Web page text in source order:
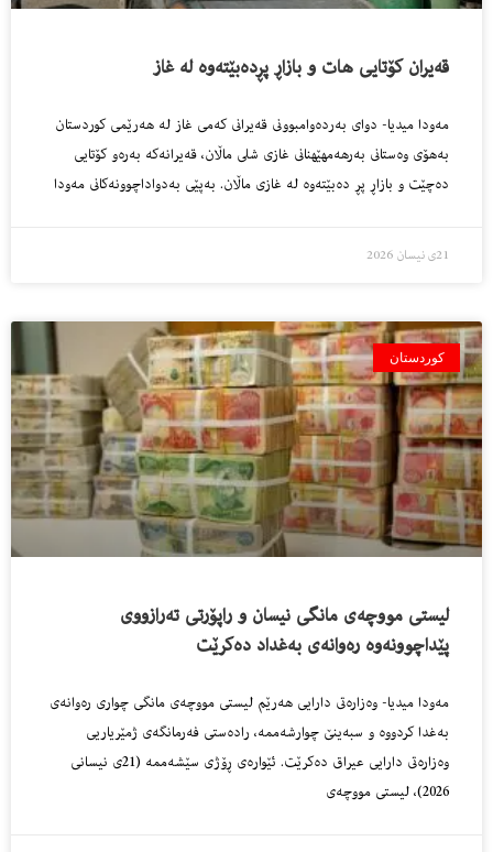
قه‌یران كۆتایی هات و بازاڕ پڕده‌بێته‌وه‌ له‌ غاز
مه‌ودا میدیا- دواى به‌رده‌وامبوونى قه‌یرانى كه‌مى غاز له‌ هه‌رێمى كوردستان
به‌هۆى وه‌ستانى به‌رهه‌مهێهنانى غازى شلى ماڵان، قه‌یرانه‌كه‌ به‌ره‌و كۆتایی
ده‌چێت و بازاڕ پڕ ده‌بێته‌وه‌ له‌ غازى ماڵان. به‌پێى به‌دواداچوونه‌كانى مه‌ودا
21ی نیسان 2026
کوردستان
لیستی مووچەی مانگی نیسان و راپۆرتی تەرازووی
پێداچوونەوە رەوانەی بەغداد دەکرێت
مه‌ودا میدیا- وه‌زاره‌تى دارایی هه‌رێم لیستى مووچه‌ى مانگى چوارى ره‌وانه‌ى
به‌غدا كردووه‌ و سبه‌ینێ چوارشه‌ممه‌، راده‌ستى فه‌رمانگه‌ى ژمێریاریی
وه‌زاره‌تى دارایی عیراق ده‌كرێت. ئێوارەی ڕۆژی سێشەممە (21ی نیسانی
2026)، لیستی مووچەی